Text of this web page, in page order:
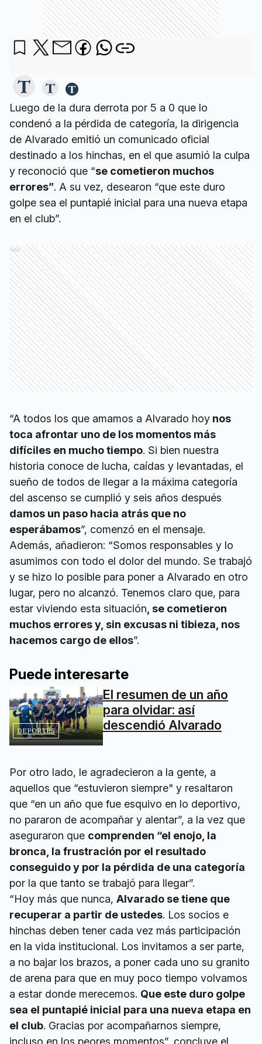
Luego de la dura derrota por 5 a 0 que lo
condenó a la pérdida de categoría, la dirigencia
de Alvarado emitió un comunicado oficial
destinado a los hinchas, en el que asumió la culpa
y reconoció que “se cometieron muchos
errores”. A su vez, desearon “que este duro
golpe sea el puntapié inicial para una nueva etapa
en el club”.
Ads
“A todos los que amamos a Alvarado hoy nos
toca afrontar uno de los momentos más
difíciles en mucho tiempo. Si bien nuestra
historia conoce de lucha, caídas y levantadas, el
sueño de todos de llegar a la máxima categoría
del ascenso se cumplió y seis años después
damos un paso hacia atrás que no
esperábamos”, comenzó en el mensaje.
Además, añadieron: “Somos responsables y lo
asumimos con todo el dolor del mundo. Se trabajó
y se hizo lo posible para poner a Alvarado en otro
lugar, pero no alcanzó. Tenemos claro que, para
estar viviendo esta situación, se cometieron
muchos errores y, sin excusas ni tibieza, nos
hacemos cargo de ellos”.
Puede interesarte
DEPORTES
El resumen de un año
para olvidar: así
descendió Alvarado
Por otro lado, le agradecieron a la gente, a
aquellos que “estuvieron siempre" y resaltaron
que “en un año que fue esquivo en lo deportivo,
no pararon de acompañar y alentar”, a la vez que
aseguraron que comprenden “el enojo, la
bronca, la frustración por el resultado
conseguido y por la pérdida de una categoría
por la que tanto se trabajó para llegar”.
“Hoy más que nunca, Alvarado se tiene que
recuperar a partir de ustedes. Los socios e
hinchas deben tener cada vez más participación
en la vida institucional. Los invitamos a ser parte,
a no bajar los brazos, a poner cada uno su granito
de arena para que en muy poco tiempo volvamos
a estar donde merecemos. Que este duro golpe
sea el puntapié inicial para una nueva etapa en
el club. Gracias por acompañarnos siempre,